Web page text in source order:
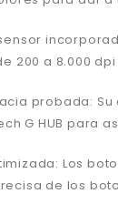
200 a 8.000
probada:
G HUB para
Los
de los